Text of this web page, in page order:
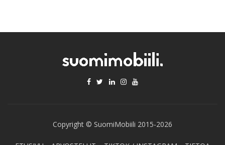
Copyright © SuomiMobiili 2015-2026